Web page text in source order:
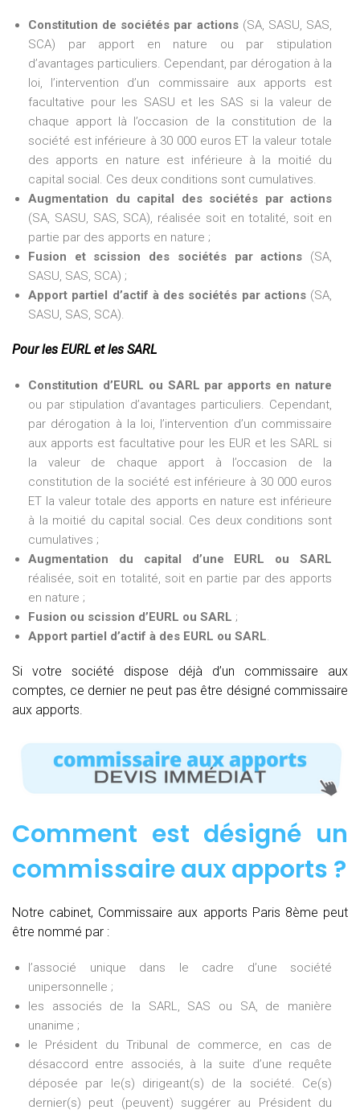
Constitution de sociétés par actions(SA, SASU, SAS,
SCA) par apport en nature ou par stipulation
d’avantages particuliers. Cependant, par dérogation à la
loi, l’intervention d’un commissaire aux apports est
facultative pour les SASU et les SAS si la valeur de
chaque apport là l’occasion de la constitution de la
société est inférieure à 30 000 euros ET la valeur totale
des apports en nature est inférieure à la moitié du
capital social. Ces deux conditions sont cumulatives.
Augmentation du capital des sociétés par actions
(SA, SASU, SAS, SCA), réalisée soit en totalité, soit en
partie par des apports en nature ;
Fusion et scission des sociétés par actions (SA,
SASU, SAS, SCA) ;
Apport partiel d’actif à des sociétés par actions(SA,
SASU, SAS, SCA).
Pour les EURL et les SARL
Constitution d’EURL ou SARL par apports en nature
ou par stipulation d’avantages particuliers. Cependant,
par dérogation à la loi, l’intervention d’un commissaire
aux apports est facultative pour les EUR et les SARL si
la valeur de chaque apport à l’occasion de la
constitution de la société est inférieure à 30 000 euros
ET la valeur totale des apports en nature est inférieure
à la moitié du capital social. Ces deux conditions sont
cumulatives ;
Augmentation du capital d’une EURL ou SARL
réalisée, soit en totalité, soit en partie par des apports
en nature ;
Fusion ou scission d’EURL ou SARL ;
Apport partiel d’actif à des EURL ou SARL.
Si votre société dispose déjà d’un commissaire aux
comptes, ce dernier ne peut pas être désigné commissaire
aux apports.
Comment est désigné un
commissaire aux apports ?
Notre cabinet, Commissaire aux apports Paris 8ème peut
être nommé par :
l’associé unique dans le cadre d’une société
unipersonnelle ;
les associés de la SARL, SAS ou SA, de manière
unanime ;
le Président du Tribunal de commerce, en cas de
désaccord entre associés, à la suite d’une requête
déposée par le(s) dirigeant(s) de la société. Ce(s)
dernier(s) peut (peuvent) suggérer au Président du